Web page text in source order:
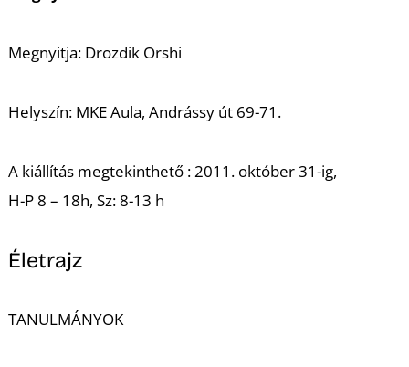
Megnyitja: Drozdik Orshi
Helyszín: MKE Aula, Andrássy út 69-71.
A kiállítás megtekinthető : 2011. október 31-ig,
H-P 8 – 18h, Sz: 8-13 h
Életrajz
TANULMÁNYOK